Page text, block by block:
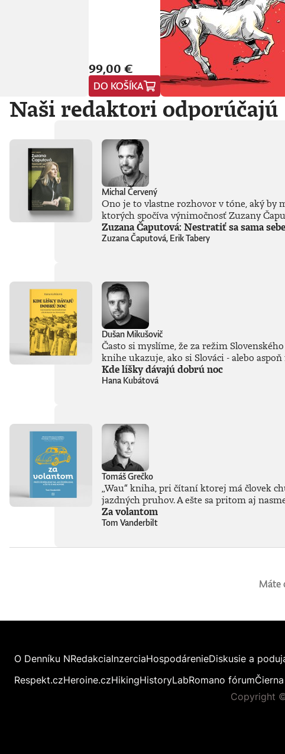
99,00 €
DO KOŠÍKA
Naši redaktori odporúčajú
Michal Červený
Ono je to vlastne rozhovor v tóne, aký by
ktorých spočíva výnimočnosť Zuzany
Zuzana Čaputová: Nestratiť sa sama sebe
Zuzana Čaputová, Erik Tabery
Dušan Mikušovič
Často si myslíme, že za režim
knihe ukazuje, ako si Slováci - alebo
Kde líšky dávajú dobrú noc
Hana Kubátová
Tomáš Grečko
„Wau“ kniha, pri čítaní ktorej má človek
jazdných pruhov. A ešte sa pritom aj
Za volantom
Tom Vanderbilt
Máte
O Denníku NRedakciaInzerciaHospodárenieDiskusie a
Respekt.czHeroine.czHikingHistoryLabRomano fórum
Copyright